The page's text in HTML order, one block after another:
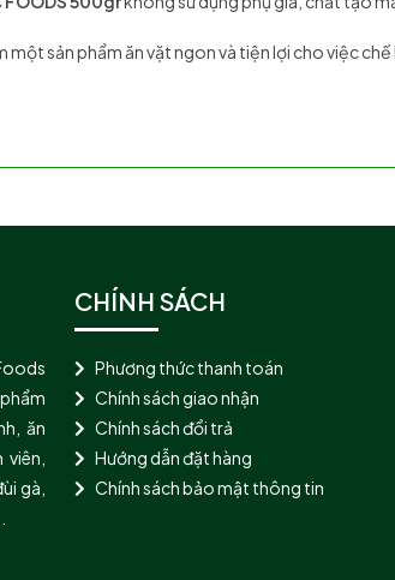
một sản phẩm ăn vặt ngon và tiện lợi cho việc chế
ăn
gà,
CHÍNH SÁCH
Phương thức thanh toán
Chính sách giao nhận
Chính sách đổi trả
Hướng dẫn đặt hàng
Chính sách bảo mật thông tin